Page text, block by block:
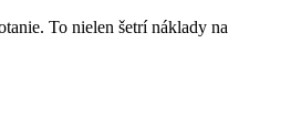
To nielen šetrí náklady na